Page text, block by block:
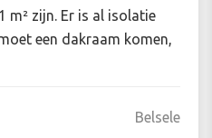
m² zijn. Er is al isolatie
een dakraam komen,
Belsele